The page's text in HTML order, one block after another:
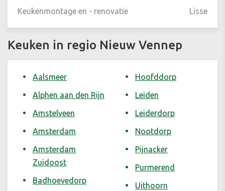
Keukenmontage en - renovatie Lisse
Keuken in regio Nieuw Vennep
Aalsmeer
Alphen aan den Rijn
Amstelveen
Amsterdam
Amsterdam
Zuidoost
Badhoevedorp
Hoofddorp
Leiden
Leiderdorp
Nootdorp
Pijnacker
Purmerend
Uithoorn